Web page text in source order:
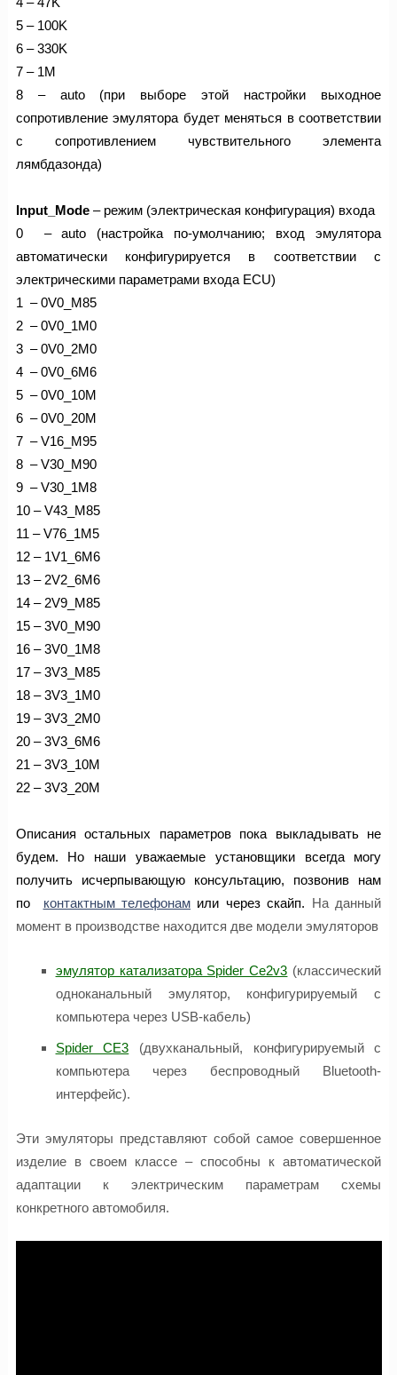
5 – 100K
6 – 330K
7 – 1M
8 – auto (при выборе этой настройки выходное
сопротивление эмулятора будет меняться в соответствии
с сопротивлением чувствительного элемента
лямбдазонда)
Input_Mode– режим (электрическая конфигурация) входа
0 – auto (настройка по-умолчанию; вход эмулятора
автоматически конфигурируется в соответствии с
электрическими параметрами входа ECU)
1 – 0V0_M85
2 – 0V0_1M0
3 – 0V0_2M0
4 – 0V0_6M6
5 – 0V0_10M
6 – 0V0_20M
7 – V16_M95
8 – V30_M90
9 – V30_1M8
10 – V43_M85
11 – V76_1M5
12 – 1V1_6M6
13 – 2V2_6M6
14 – 2V9_M85
15 – 3V0_M90
16 – 3V0_1M8
17 – 3V3_M85
18 – 3V3_1M0
19 – 3V3_2M0
20 – 3V3_6M6
21 – 3V3_10M
22 – 3V3_20M
Описания остальных параметров пока выкладывать не
будем. Но наши уважаемые установщики всегда могу
получить исчерпывающую консультацию, позвонив нам
по контактным телефонам или через скайп. На данный
момент в производстве находится две модели эмуляторов
эмулятор катализатора Spider Ce2v3 (классический
одноканальный эмулятор, конфигурируемый с
компьютера через USB-кабель)
Spider CE3 (двухканальный, конфигурируемый с
компьютера через беcпроводный Bluetooth-
интерфейс).
Эти эмуляторы представляют собой самое совершенное
изделие в своем клаcсе – способны к автоматической
адаптации к электрическим параметрам схемы
конкретного автомобиля.